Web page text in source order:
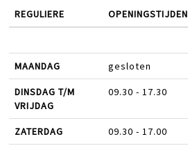
REGULIERE OPENINGSTIJDEN
MAANDAG gesloten
DINSDAG T/M
VRIJDAG
09.30 - 17.30
ZATERDAG 09.30 - 17.00